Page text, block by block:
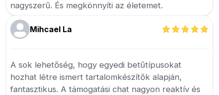
nagyszerű. És megkönnyíti az életemet.
Mihcael La
A sok lehetőség, hogy egyedi betűtípusokat
hozhat létre ismert tartalomkészítők alapján,
fantasztikus. A támogatási chat nagyon reaktív és